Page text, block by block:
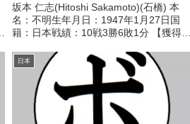
坂本 仁志(Hitoshi Sakamoto)(石橋) 本
名：不明生年月日：1947年1月27日国
籍：日本戦績：10戦3勝6敗1分 【獲得タ
●3RKO 金久保 和雄(ヨネク
ラ)1964/12/21...
日本